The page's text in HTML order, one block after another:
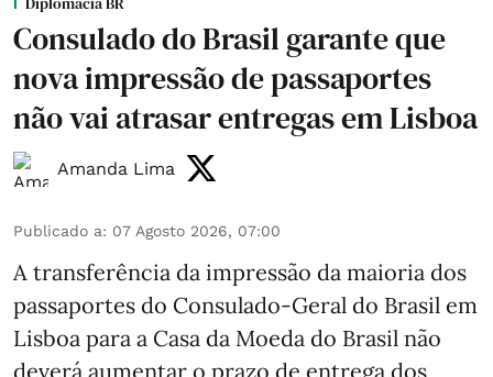
Consulado do Brasil garante que
nova impressão de passaportes
não vai atrasar entregas em Lisboa
Amanda Lima
Publicado a: 07 Agosto 2026, 07:00
A transferência da impressão da maioria dos
passaportes do Consulado-Geral do Brasil em
Lisboa para a Casa da Moeda do Brasil não
deverá aumentar o prazo de entrega dos